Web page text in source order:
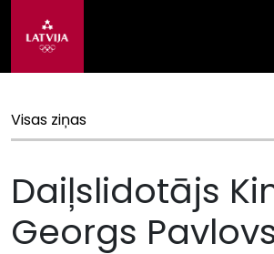
Visas ziņas
Daiļslidotājs
Georgs